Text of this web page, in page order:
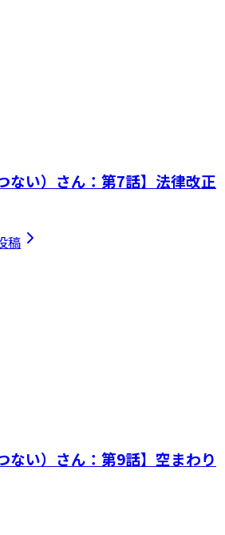
ない）さん：第7話】法律改正
稿
ない）さん：第9話】空まわり